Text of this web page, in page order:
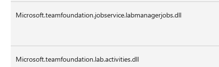
Microsoft.teamfoundation.jobservice.labmanagerjobs.dll
Microsoft.teamfoundation.lab.activities.dll